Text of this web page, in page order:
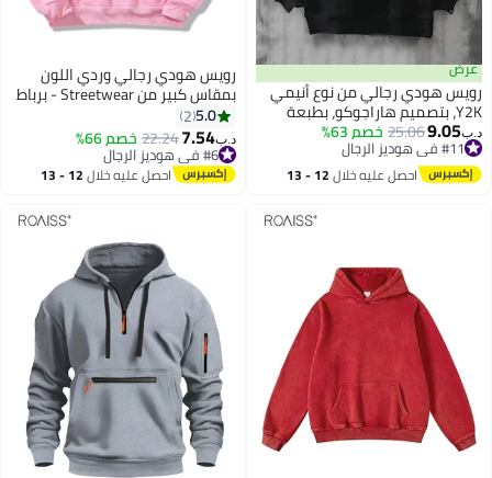
هودي رجالي من نوع أنيمي
Y2K، بتصميم هاراجوكو، بطبعة
الكرز، بلوفر بتصميم بديل
للخريف، بقصة واسعة مع
منسدلة وجيب على شكل كنغر
9.05
25.06خصم 63%
#11 في هوديز الرجال
#11 في هوديز الرجال احصل عليه خلال 12 - 13
رويس هودي رجالي وردي اللون
بمقاس كبير من Streetwear - برباط
وغطاء للرأس وأكتاف منسدلة
وأكمام طويلة وجيب، سويت شيرت
مريح كاجوال مناسب للربيع والخريف
بلون موحد
5.0
2
د.ب‏7.54
22.24خصم 66%
#6 في هوديز الرجال
#6 في هوديز الرجال احصل عليه خلال 12 - 13